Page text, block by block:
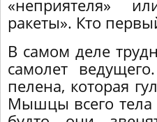
«неприятеля»
ракеты». Кто
В самом деле
самолет
пелена, которая
Мышцы всего тела